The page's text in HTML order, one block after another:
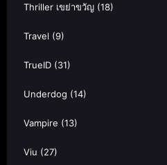
Thriller เขย่าขวัญ (18)
Travel (9)
TrueID (31)
Underdog (14)
Vampire (13)
Viu (27)